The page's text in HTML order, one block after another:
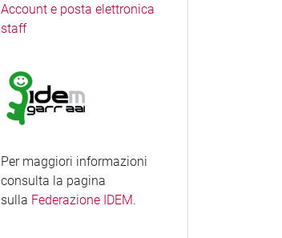
Account e posta elettronica
staff
Per maggiori informazioni
consulta la pagina
sulla Federazione IDEM.